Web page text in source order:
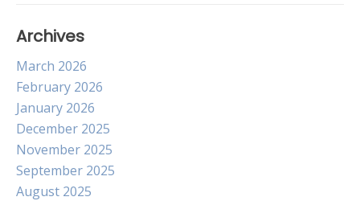
Archives
March 2026
February 2026
January 2026
December 2025
November 2025
September 2025
August 2025